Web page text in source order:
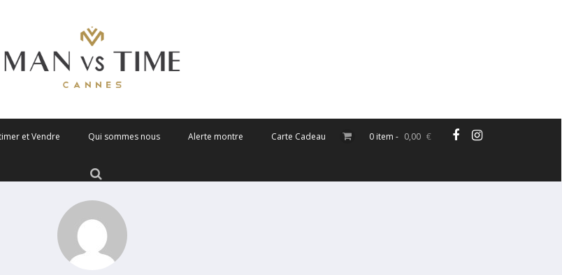
et Vendre Qui sommes nous Alerte montre Carte Cadeau 0 item - 0,00 €